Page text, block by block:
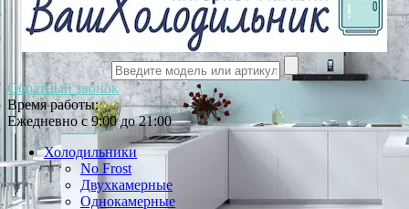
Обратный звонок
Время работы:
Ежедневно с 9:00 до 21:00
Холодильники
No Frost
Двухкамерные
Однокамерные